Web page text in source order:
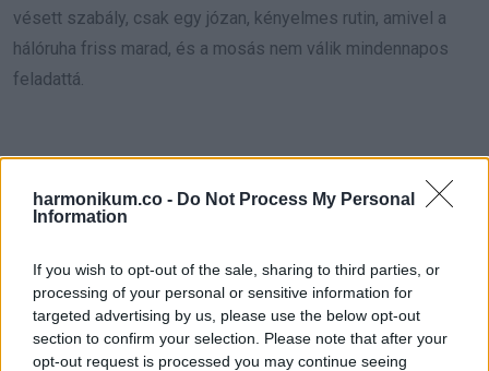
harmonikum.co - Do Not Process My Personal
Information
If you wish to opt-out of the sale, sharing to third parties, or
processing of your personal or sensitive information for
targeted advertising by us, please use the below opt-out
section to confirm your selection. Please note that after your
opt-out request is processed you may continue seeing
vésett szabály, csak egy józan, kényelmes rutin, amivel a
hálóruha friss marad, és a mosás nem válik mindennapos
feladattá.
Oszd meg ezt a posztot:
Email